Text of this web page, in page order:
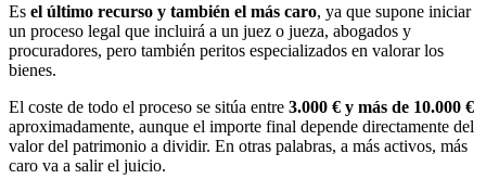
Es el último recurso y también el más caro, ya que supone iniciar
un proceso legal que incluirá a un juez o jueza, abogados y
procuradores, pero también peritos especializados en valorar los
bienes.
El coste de todo el proceso se sitúa entre 3.000 € y más de 10.000 €
aproximadamente, aunque el importe final depende directamente del
valor del patrimonio a dividir. En otras palabras, a más activos, más
caro va a salir el juicio.